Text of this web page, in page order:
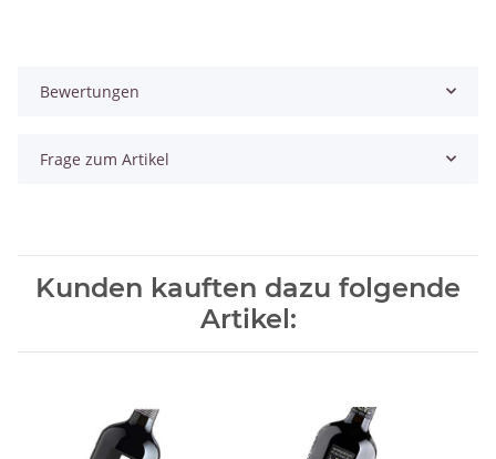
Bewertungen
Frage zum Artikel
Kunden kauften dazu folgende
Artikel: